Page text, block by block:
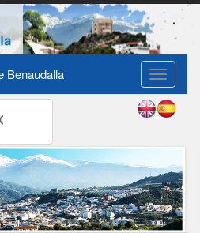
Toggle
Benaudalla